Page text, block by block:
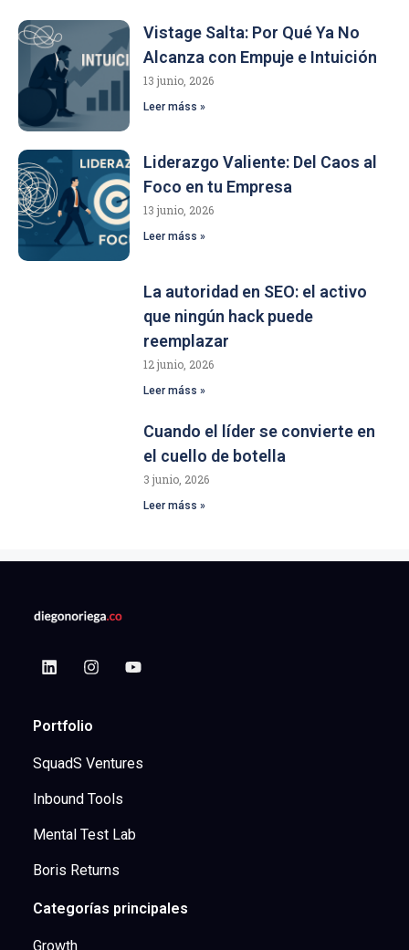
Vistage Salta: Por Qué Ya No
Alcanza con Empuje e Intuición
13 junio, 2026
Leer máss »
Liderazgo Valiente: Del Caos al
Foco en tu Empresa
13 junio, 2026
Leer máss »
La autoridad en SEO: el activo
que ningún hack puede
reemplazar
12 junio, 2026
Leer máss »
Cuando el líder se convierte en
el cuello de botella
3 junio, 2026
Leer máss »
Portfolio
SquadS Ventures
Inbound Tools
Mental Test Lab
Boris Returns
Categorías principales
Growth